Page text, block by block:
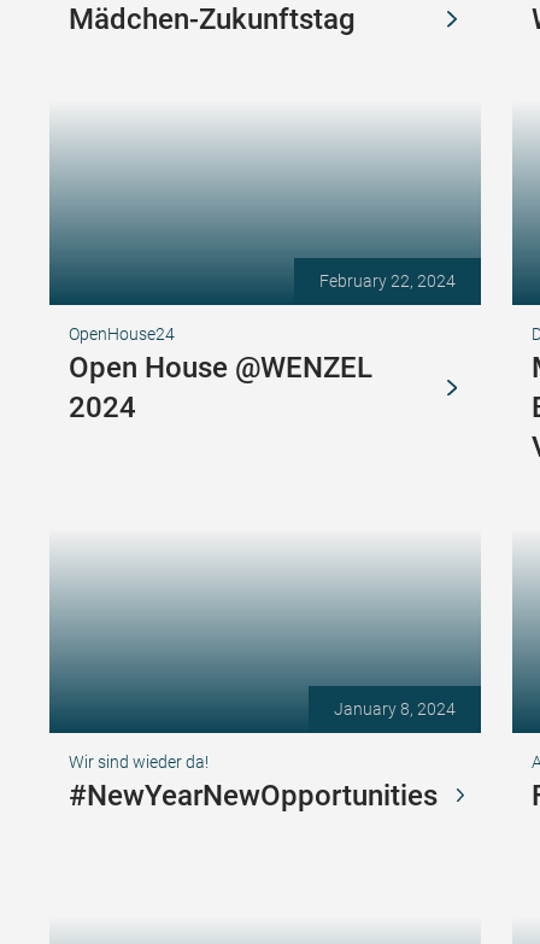
Mädchen-Zukunftstag
February 22, 2024
OpenHouse24
Open House @WENZEL
2024
January 8, 2024
Wir sind wieder da!
#NewYearNewOpportunities